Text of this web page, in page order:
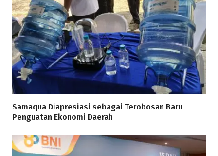
Samaqua Diapresiasi sebagai Terobosan Baru
Penguatan Ekonomi Daerah